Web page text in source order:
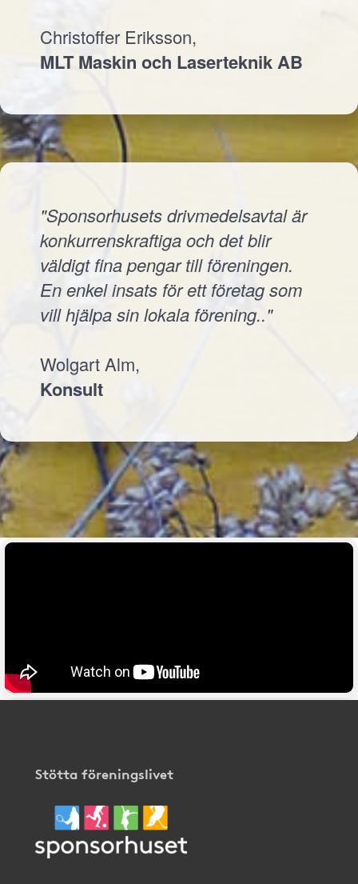
Christoffer Eriksson,
MLT Maskin och Laserteknik AB
"Sponsorhusets drivmedelsavtal är
konkurrenskraftiga och det blir
väldigt fina pengar till föreningen.
En enkel insats för ett företag som
vill hjälpa sin lokala förening.."
Wolgart Alm,
Konsult
Stötta föreningslivet